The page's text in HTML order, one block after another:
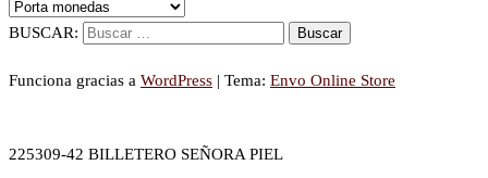
BUSCAR:
Funciona gracias a WordPress | Tema: Envo Online Store
225309-42 BILLETERO SEÑORA PIEL